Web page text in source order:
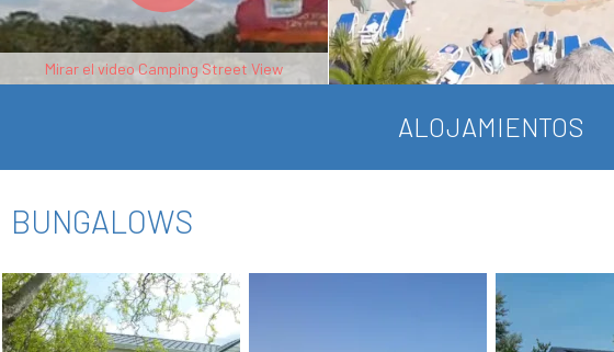
Mirar el video Camping Street View
ALOJAMIENTOS
BUNGALOWS